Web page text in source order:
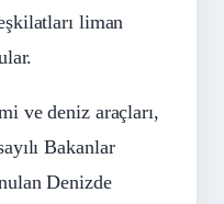
liman
ve deniz araçları,
Bakanlar
Denizde